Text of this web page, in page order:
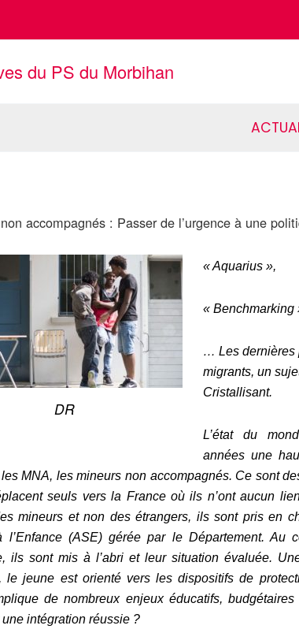
du PS du Morbihan
accompagnés : Passer de l’urgence à une
DR
«Aquarius »,
«Benchmarking
… Les dernières
migrants, un
Cristallisant.
L’état du
années une
MNA, les mineurs non accompagnés. Ce sont
seuls vers la France où ils n’ont aucun
mineurs et non des étrangers, ils sont pris en
l’Enfance (ASE) gérée par le Département. Au
ils sont mis à l’abri et leur situation évaluée.
le jeune est orienté vers les dispositifs de
de nombreux enjeux éducatifs,
intégration réussie ?